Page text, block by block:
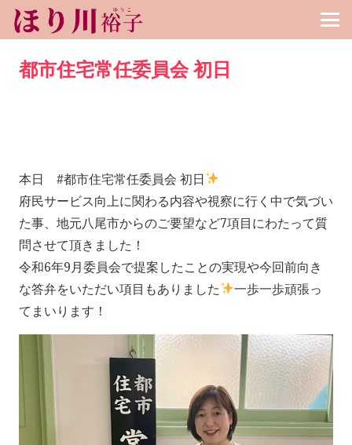
都市住宅常任委員会 初日
本日 #都市住宅常任委員会 初日
府民サービス向上に関わる内容や視察に行く中で気づい
た事、地元八尾市からのご要望など7項目にわたって質
問させて頂きました！
令和6年9月委員会で提案したことの実現や今回前向き
な答弁をいただい項目もありました
一歩一歩頑張っ
てまいります！